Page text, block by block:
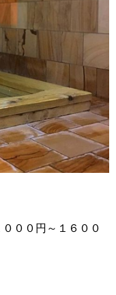
００円～１６００